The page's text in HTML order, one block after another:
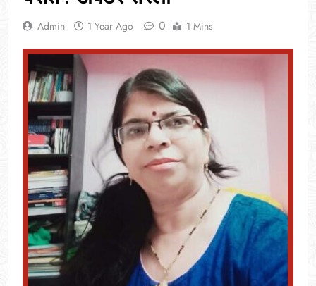
Admin 1 Year Ago 0 1 Mins